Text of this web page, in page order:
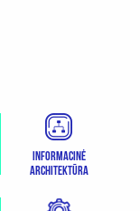
Informacinė
architektūra